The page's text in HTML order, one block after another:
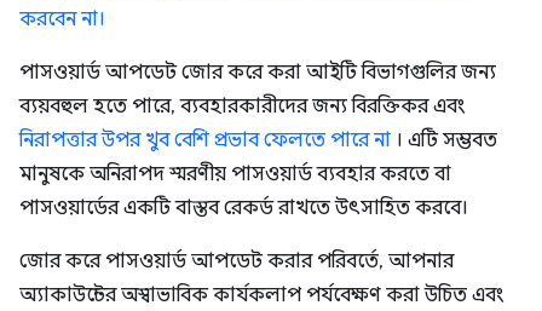
করবেন না।
পাসওয়ার্ড আপডেট জোর করে করা আইটি বিভাগগুলির জন্য
ব্যয়বহুল হতে পারে, ব্যবহারকারীদের জন্য বিরক্তিকর এবং
নিরাপত্তার উপর খুব বেশি প্রভাব ফেলতে পারে না । এটি সম্ভবত
মানুষকে অনিরাপদ স্মরণীয় পাসওয়ার্ড ব্যবহার করতে বা
পাসওয়ার্ডের একটি বাস্তব রেকর্ড রাখতে উৎসাহিত করবে।
জোর করে পাসওয়ার্ড আপডেট করার পরিবর্তে, আপনার
অ্যাকাউন্টের অস্বাভাবিক কার্যকলাপ পর্যবেক্ষণ করা উচিত এবং